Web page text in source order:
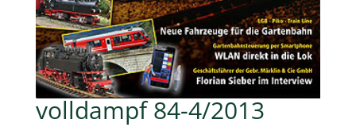
volldampf 84-4/2013